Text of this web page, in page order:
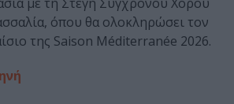
όπου θα ολοκληρώσει τον
της Saison Méditerranée 2026.